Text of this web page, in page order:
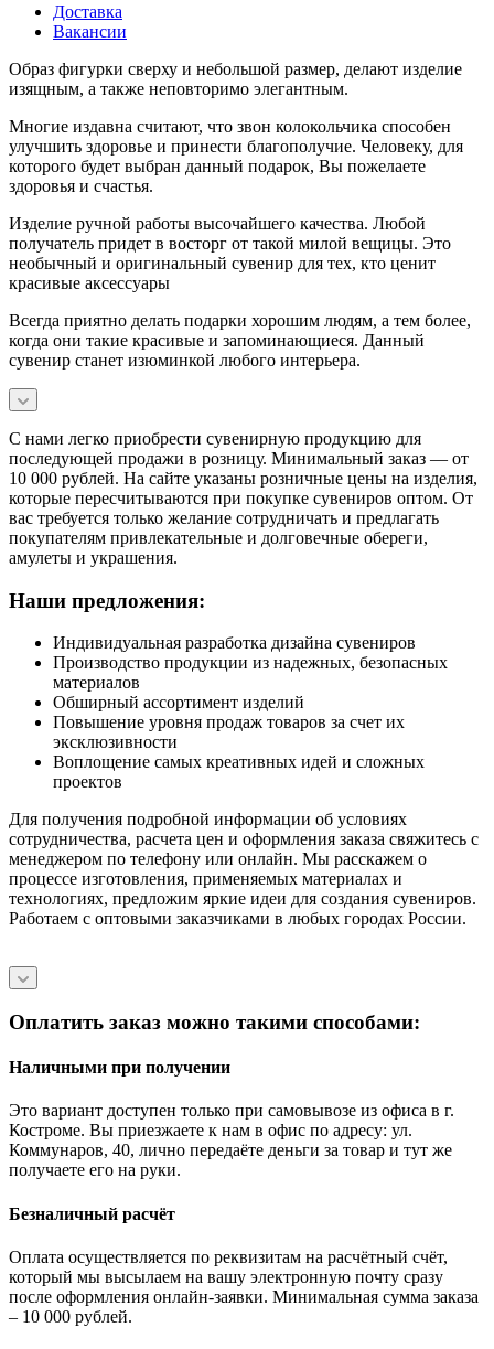
Доставка
Вакансии
Образ фигурки сверху и небольшой размер, делают изделие
изящным, а также неповторимо элегантным.
Многие издавна считают, что звон колокольчика способен
улучшить здоровье и принести благополучие. Человеку, для
которого будет выбран данный подарок, Вы пожелаете
здоровья и счастья.
Изделие ручной работы высочайшего качества. Любой
получатель придет в восторг от такой милой вещицы. Это
необычный и оригинальный сувенир для тех, кто ценит
красивые аксессуары
Всегда приятно делать подарки хорошим людям, а тем более,
когда они такие красивые и запоминающиеся. Данный
сувенир станет изюминкой любого интерьера.
С нами легко приобрести сувенирную продукцию для
последующей продажи в розницу. Минимальный заказ — от
10 000 рублей. На сайте указаны розничные цены на изделия,
которые пересчитываются при покупке сувениров оптом. От
вас требуется только желание сотрудничать и предлагать
покупателям привлекательные и долговечные обереги,
амулеты и украшения.
Наши предложения:
Индивидуальная разработка дизайна сувениров
Производство продукции из надежных, безопасных
материалов
Обширный ассортимент изделий
Повышение уровня продаж товаров за счет их
эксклюзивности
Воплощение самых креативных идей и сложных
проектов
Для получения подробной информации об условиях
сотрудничества, расчета цен и оформления заказа свяжитесь с
менеджером по телефону или онлайн. Мы расскажем о
процессе изготовления, применяемых материалах и
технологиях, предложим яркие идеи для создания сувениров.
Работаем с оптовыми заказчиками в любых городах России.
Оплатить заказ можно такими способами:
Наличными при получении
Это вариант доступен только при самовывозе из офиса в г.
Костроме. Вы приезжаете к нам в офис по адресу: ул.
Коммунаров, 40, лично передаёте деньги за товар и тут же
получаете его на руки.
Безналичный расчёт
Оплата осуществляется по реквизитам на расчётный счёт,
который мы высылаем на вашу электронную почту сразу
после оформления онлайн-заявки. Минимальная сумма заказа
– 10 000 рублей.